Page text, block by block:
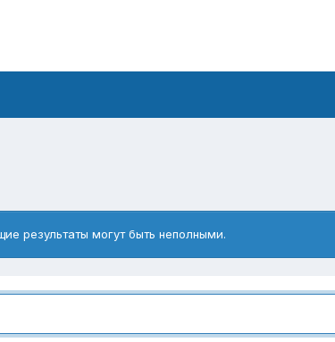
результаты могут быть неполными.